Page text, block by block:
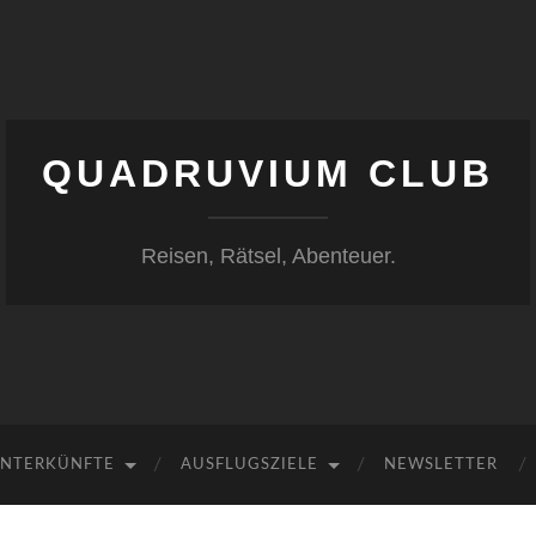
QUADRUVIUM CLUB
Reisen, Rätsel, Abenteuer.
AUSFLUGSZIELE NEWSLETTER